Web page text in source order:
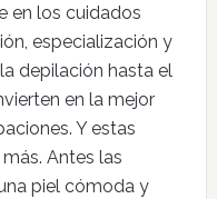
en los cuidados
especialización y
depilación hasta el
en la mejor
Y estas
Antes las
piel cómoda y